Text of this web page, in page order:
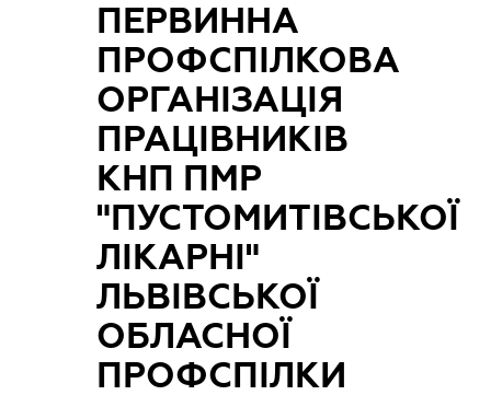
ПЕРВИННА
ПРОФСПІЛКОВА
ОРГАНІЗАЦІЯ
ПРАЦІВНИКІВ
КНП ПМР
"ПУСТОМИТІВСЬКОЇ
ЛІКАРНІ"
ЛЬВІВСЬКОЇ
ОБЛАСНОЇ
ПРОФСПІЛКИ